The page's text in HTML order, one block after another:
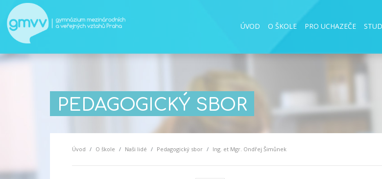
ÚVOD O ŠKOLE PRO UCHAZEČE
PEDAGOGICKÝ SBOR
Úvod O škole Naši lidé Pedagogický sbor Ing. et Mgr. Ondřej Šimůnek